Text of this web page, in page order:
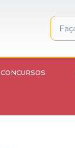
CONCURSOS